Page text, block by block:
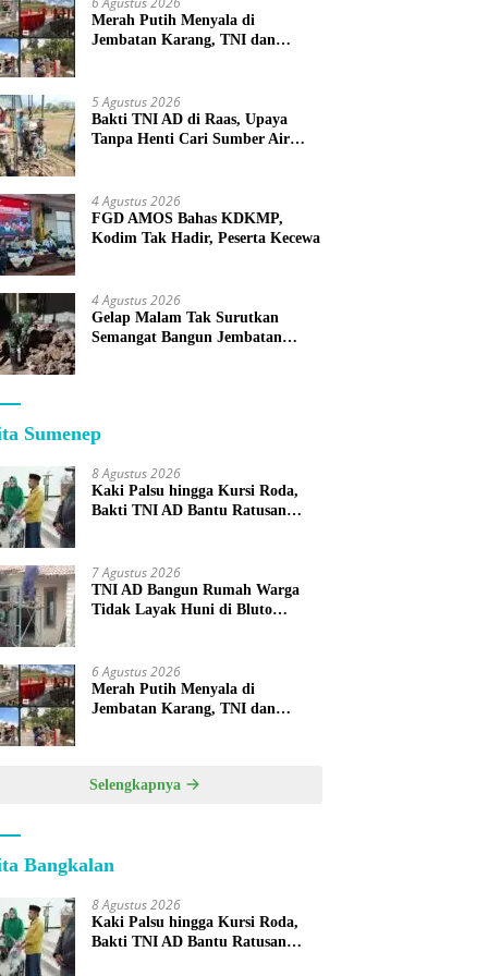
Merah Putih Menyala di
Jembatan Karang, TNI dan
5 Agustus 2026
Bakti TNI AD di Raas, Upaya
Tanpa Henti Cari Sumber Air
4 Agustus 2026
FGD AMOS Bahas KDKMP,
Kodim Tak Hadir, Peserta Kecewa
4 Agustus 2026
Gelap Malam Tak Surutkan
Semangat Bangun Jembatan
Sumenep
8 Agustus 2026
Kaki Palsu hingga Kursi Roda,
Bakti TNI AD Bantu Ratusan
7 Agustus 2026
TNI AD Bangun Rumah Warga
Tidak Layak Huni di Bluto
6 Agustus 2026
Merah Putih Menyala di
Jembatan Karang, TNI dan
Selengkapnya
Bangkalan
8 Agustus 2026
Kaki Palsu hingga Kursi Roda,
Bakti TNI AD Bantu Ratusan